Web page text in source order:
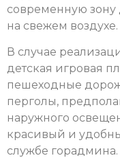
современную зону
на свежем воздухе.
В случае
детская игровая
пешеходные
перголы,
наружного
красивый и
службе горадмина.